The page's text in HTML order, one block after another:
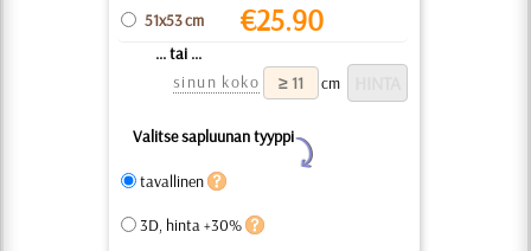
51x53 cm €25.90
... tai ...
sinun koko
cm
Valitse sapluunan tyyppi
Y
tavallinen
3D, hinta +30%